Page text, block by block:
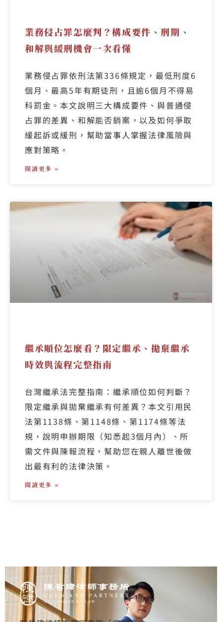
業務侵占罪怎麼判？構成要件、刑期、
和解與緩刑機會一次看懂
業務侵占罪依刑法第336條規定，最低刑度6
個月、最高5年有期徒刑，且逾6個月不得易
科罰金。本文說明三大構成要件、與普通侵
占罪的差異、和解能否銷案，以及如何爭取
緩起訴或緩刑，幫助當事人掌握法律風險與
應對策略。
閱讀更多 »
繼承順位怎麼看？限定繼承、拋棄繼承
時效與流程完整指南
台灣繼承法完整指南：繼承順位如何判斷？
限定繼承與拋棄繼承有何差異？本文引用民
法第1138條、第1148條、第1174條等法
規，說明申辦期限（知悉起3個月內）、所
需文件與陳報流程，幫助您在親人離世後做
出最有利的法律決策。
閱讀更多 »